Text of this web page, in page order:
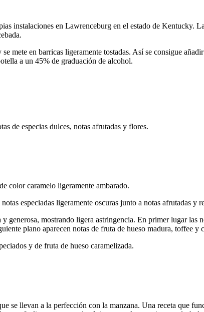
instalaciones en Lawrenceburg en el estado de Kentucky.
mete en barricas ligeramente tostadas. Así se consigue
a un 45% de graduación de alcohol.
de especias dulces, notas afrutadas y flores.
color caramelo ligeramente ambarado.
especiadas ligeramente oscuras junto a notas afrutadas
generosa, mostrando ligera astringencia. En primer lugar las
plano aparecen notas de fruta de hueso madura, toffee y
y de fruta de hueso caramelizada.
se llevan a la perfección con la manzana. Una receta que